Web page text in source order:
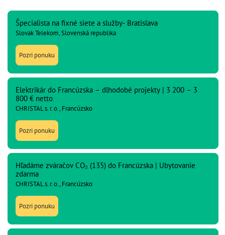
Špecialista na fixné siete a služby- Bratislava
Slovak Telekom, Slovenská republika
Pozri ponuku
Elektrikár do Francúzska – dlhodobé projekty | 3 200 – 3
800 € netto
CHRISTAL s. r. o., Francúzsko
Pozri ponuku
Hľadáme zváračov CO₂ (135) do Francúzska | Ubytovanie
zdarma
CHRISTAL s. r. o., Francúzsko
Pozri ponuku